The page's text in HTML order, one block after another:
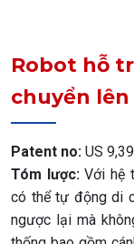
Robot hỗ
chuyển
Patent no: US
Tóm lược:Với hệ
có thể tự động di
ngược lại mà